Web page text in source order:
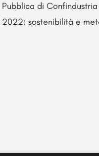
Pubblica di
2022: sostenibilità e